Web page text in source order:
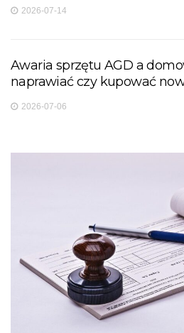
2026-07-14
Awaria sprzętu AGD a
naprawiać czy kupować
2026-07-06